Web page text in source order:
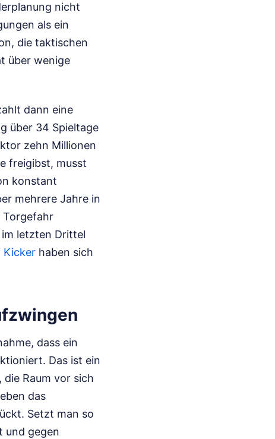
nicht
als ein
die taktischen
über wenige
dann eine
über 34 Spieltage
zehn Millionen
freigibst, musst
konstant
mehrere Jahre in
Torgefahr
letzten Drittel
Kicker haben sich
dass ein
Das ist ein
Raum vor sich
das
Setzt man so
und gegen